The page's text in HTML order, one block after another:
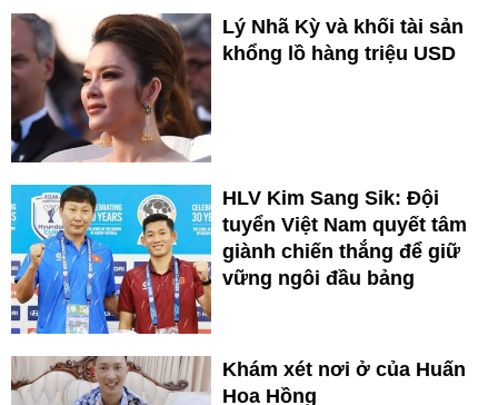
Lý Nhã Kỳ và khối tài sản
khổng lồ hàng triệu USD
HLV Kim Sang Sik: Đội
tuyển Việt Nam quyết tâm
giành chiến thắng để giữ
vững ngôi đầu bảng
Khám xét nơi ở của Huấn
Hoa Hồng